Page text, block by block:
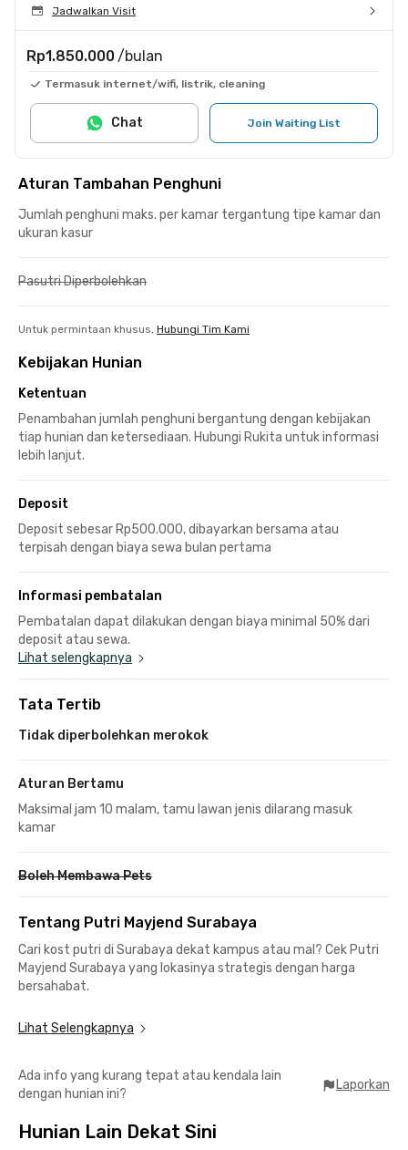
Jadwalkan Visit
Rp1.850.000 /bulan
Termasuk internet/wifi, listrik, cleaning
Join Waiting List
Chat
Aturan Tambahan Penghuni
Jumlah penghuni maks. per kamar tergantung tipe kamar dan
ukuran kasur
Pasutri Diperbolehkan
Untuk permintaan khusus, Hubungi Tim Kami
Kebijakan Hunian
Ketentuan
Penambahan jumlah penghuni bergantung dengan kebijakan
tiap hunian dan ketersediaan. Hubungi Rukita untuk informasi
lebih lanjut.
Deposit
Deposit sebesar Rp500.000, dibayarkan bersama atau
terpisah dengan biaya sewa bulan pertama
Informasi pembatalan
Pembatalan dapat dilakukan dengan biaya minimal 50% dari
deposit atau sewa.
Lihat selengkapnya
Tata Tertib
Tidak diperbolehkan merokok
Aturan Bertamu
Maksimal jam 10 malam, tamu lawan jenis dilarang masuk
kamar
Boleh Membawa Pets
Tentang Putri Mayjend Surabaya
Cari kost putri di Surabaya dekat kampus atau mal? Cek Putri
Mayjend Surabaya yang lokasinya strategis dengan harga
bersahabat.
Kost eksklusif khusus putri di Surabaya ini pas untuk mahasiswi
Universitas Wijaya Kusuma berjarak hanya 3,7 km atau 12
perkantoran dan bisnis Surabaya.
putri Surabaya ini. Ada Vanko Coffee, The Socialite Surabaya,
Lihat Selengkapnya
Ada info yang kurang tepat atau kendala lain
dengan hunian ini?
Laporkan
Hunian Lain Dekat Sini